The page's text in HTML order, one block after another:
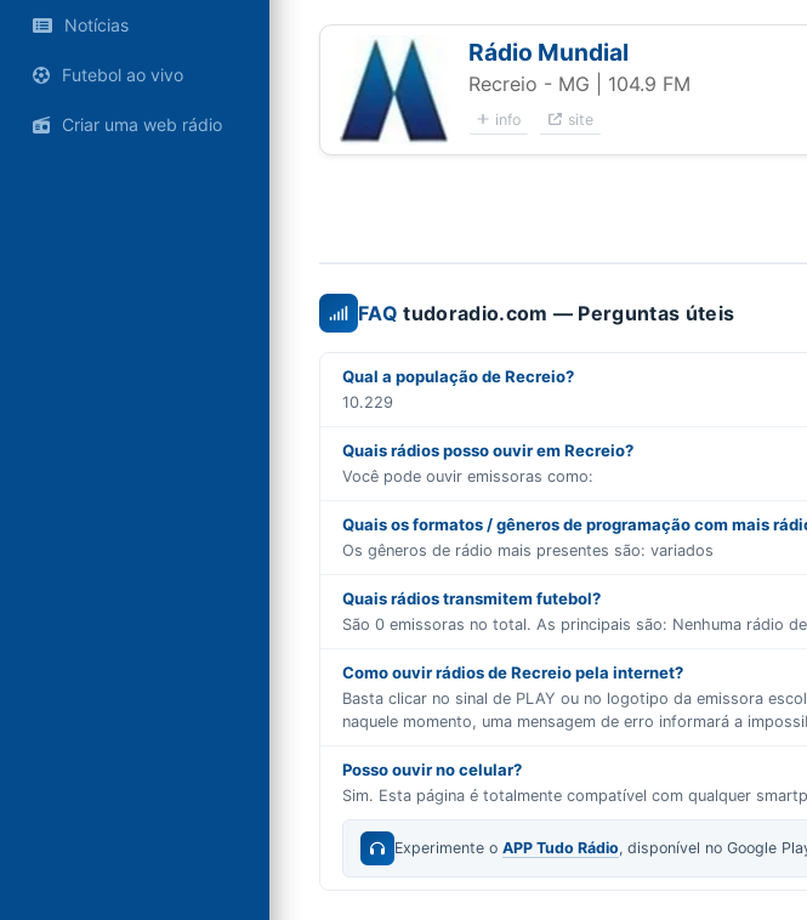
Notícias
Futebol ao vivo
Criar uma web rádio
Rádio Mundial
Recreio - MG | 104.9 FM
info site
FAQ tudoradio.com — Perguntas úteis
Qual a população de Recreio?
10.229
Quais rádios posso ouvir em Recreio?
Você pode ouvir emissoras como:
Quais os formatos / gêneros de programação com mais
Os gêneros de rádio mais presentes são:variados
Quais rádios transmitem futebol?
São0 emissoras no total. As principais são: Nenhuma rádio
Como ouvir rádios de Recreio pela internet?
Basta clicar no sinal de PLAY ou no logotipo da emissora
naquele momento, uma mensagem de erro informará a
Posso ouvir no celular?
Sim. Esta página é totalmente compatível com qualquer
Experimente oAPP Tudo Rádio, disponível no Google